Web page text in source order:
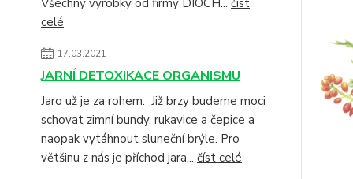
Všechny výrobky od firmy DIOCH... číst
celé
17.03.2021
JARNÍ DETOXIKACE ORGANISMU
Jaro už je za rohem. Již brzy budeme moci
schovat zimní bundy, rukavice a čepice a
naopak vytáhnout sluneční brýle. Pro
většinu z nás je příchod jara... číst celé